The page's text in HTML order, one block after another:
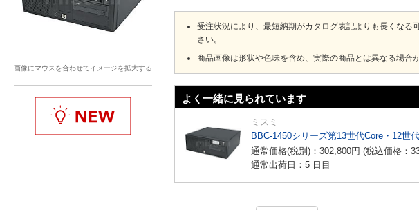
画像にマウスを合わせてイメージを拡大する
受注状況により、最短納期がカタログ表記よりも長くな
さい。
商品画像は形状や色味を含め、実際の商品とは異なる場合
よく一緒に見られています
ミスミ
BBC-1450シリーズ第13世代Core・12世
通常価格(税別)： 302,800円 (税込価格：
通常出荷日：5 日目